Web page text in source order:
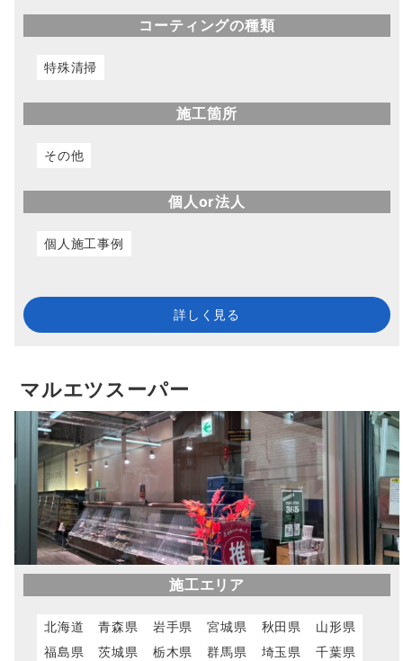
コーティングの種類
特殊清掃
施工箇所
その他
個人or法人
個人施工事例
詳しく見る
マルエツスーパー
施工エリア
北海道 青森県 岩手県 宮城県 秋田県
山形県
福島県
茨城県 栃木県 群馬県 埼玉県
千葉県